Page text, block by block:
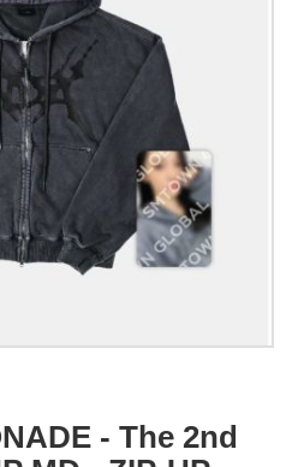
- The 2nd